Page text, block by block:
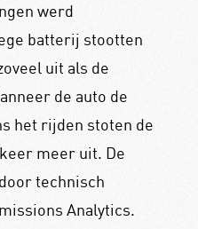
werd
batterij stootten
uit als de
de auto de
het rijden stoten de
meer uit. De
technisch
Analytics.